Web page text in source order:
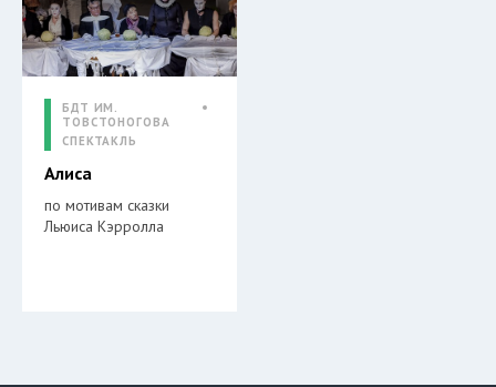
БДТ ИМ.
ТОВСТОНОГОВА
СПЕКТАКЛЬ
Алиса
по мотивам сказки
Льюиса Кэрролла